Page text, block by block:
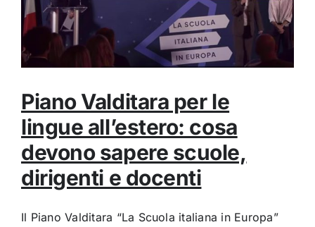
Piano Valditara per le
lingue all’estero: cosa
devono sapere scuole,
dirigenti e docenti
Il Piano Valditara “La Scuola italiana in Europa”